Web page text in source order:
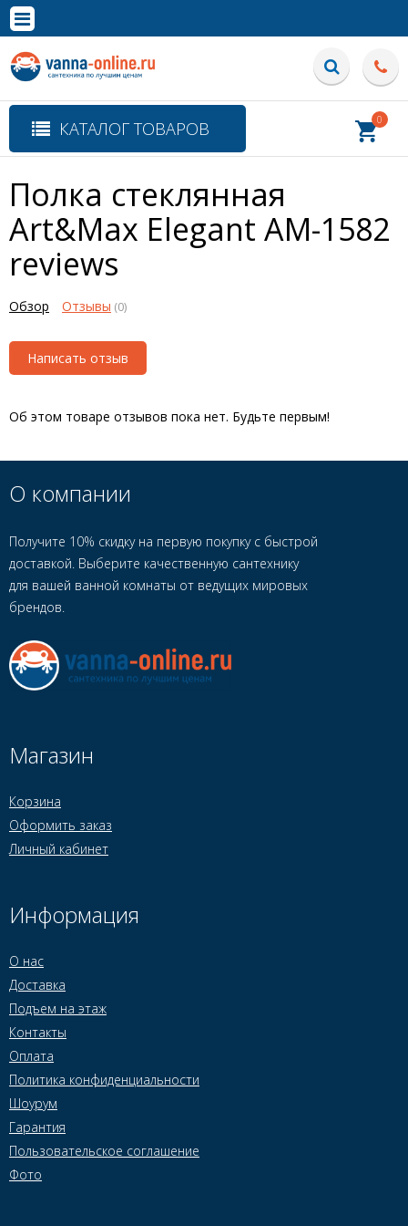
Полная версия сайта
КАТАЛОГ ТОВАРОВ 0
Полка стеклянная
Art&Max Elegant AM-1582
reviews
Обзор Отзывы (0)
Написать отзыв
Об этом товаре отзывов пока нет. Будьте первым!
О компании
Получите 10% скидку на первую покупку с быстрой
доставкой. Выберите качественную сантехнику
для вашей ванной комнаты от ведущих мировых
брендов.
Магазин
Корзина
Оформить заказ
Личный кабинет
Информация
О нас
Доставка
Подъем на этаж
Контакты
Оплата
Политика конфиденциальности
Шоурум
Гарантия
Пользовательское соглашение
Фото